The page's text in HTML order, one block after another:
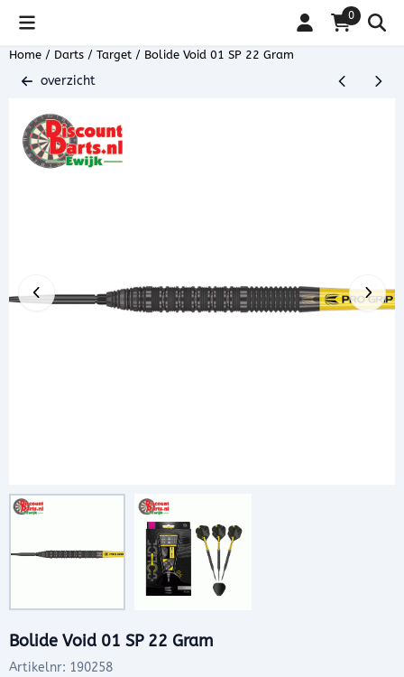
Cookievoorkeuren zijn beschikbaar. Kies instellingen of sta alle
0
Home / Darts / Target / Bolide Void 01 SP 22 Gram
overzicht
Bolide Void 01 SP 22 Gram
Artikelnr: 190258